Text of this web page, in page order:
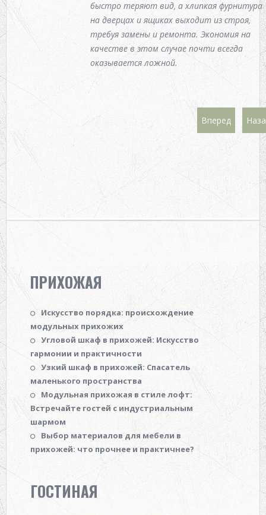
быстро теряют вид, а хлипкая фурнитура
на дверцах и ящиках выходит из строя,
требуя замены и ремонта. Экономия на
качестве в этом случае почти всегда
оказывается ложной.
Вперед
ПРИХОЖАЯ
Искусство порядка: происхождение
модульных прихожих
Угловой шкаф в прихожей: Искусство
гармонии и практичности
Узкий шкаф в прихожей: Спасатель
маленького пространства
Модульная прихожая в стиле лофт:
Встречайте гостей с индустриальным
шармом
Выбор материалов для мебели в
прихожей: что прочнее и практичнее?
ГОСТИНАЯ